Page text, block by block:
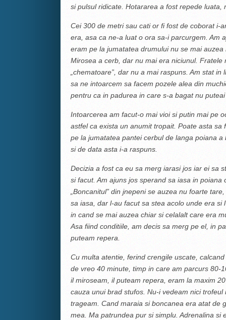
si pulsul ridicate. Hotararea a fost repede luata,
Cei 300 de metri sau cati or fi fost de coborat i-
era, asa ca ne-a luat o ora sa-i parcurgem. Am
eram pe la jumatatea drumului nu se mai
Mirosea a cerb, dar nu mai era niciunul. Fratele
„chematoare”, dar nu a mai raspuns. Am stat
sa ne intoarcem sa facem pozele alea din
pentru ca in padurea in care s-a bagat nu
Intoarcerea am facut-o mai vioi si putin mai pe
astfel ca exista un anumit tropait. Poate asta
pe la jumatatea pantei cerbul de langa poiana
si de data asta i-a raspuns.
Decizia a fost ca eu sa merg iarasi jos iar ei sa
si facut. Am ajuns jos sperand sa iasa in poiana
„Boncanitul” din jnepeni se auzea nu foarte
sa iasa, dar l-au facut sa stea acolo unde era
in cand se mai auzea chiar si celalalt care era
Asa fiind conditiile, am decis sa merg pe el, in
puteam repera.
Cu multa atentie, ferind crengile uscate,
de vreo 40 minute, timp in care am parcurs 80-
il miroseam, il puteam repera, eram la maxim
cauza unui brad stufos. Nu-i vedeam nici
trageam. Cand maraia si boncanea era atat de
mea. Ma patrundea pur si simplu. Adrenalina